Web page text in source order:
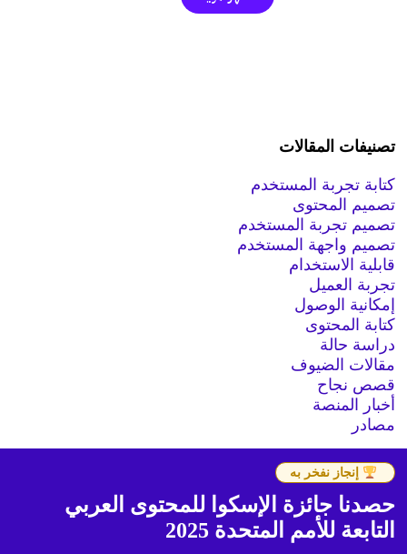
تصنيفات المقالات
كتابة تجربة المستخدم
تصميم المحتوى
تصميم تجربة المستخدم
تصميم واجهة المستخدم
قابلية الاستخدام
تجربة العميل
إمكانية الوصول
كتابة المحتوى
دراسة حالة
مقالات الضيوف
قصص نجاح
أخبار المنصة
مصادر
إنجاز نفخر به
حصدنا جائزة الإسكوا للمحتوى العربي
التابعة للأمم المتحدة 2025